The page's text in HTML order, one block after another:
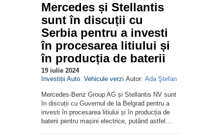
Mercedes și Stellantis
sunt în discuții cu
Serbia pentru a investi
în procesarea litiului și
în producția de baterii
19 iulie 2024
Investiții Auto Vehicule verzi Autor: Ada Ştefan
Mercedes-Benz Group AG și Stellantis NV sunt
în discuții cu Guvernul de la Belgrad pentru a
investi în procesarea litiului și în producția de
baterii pentru mașini electrice, putând astfel…